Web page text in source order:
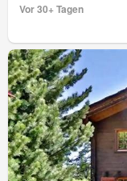
Vor 30+ Tagen